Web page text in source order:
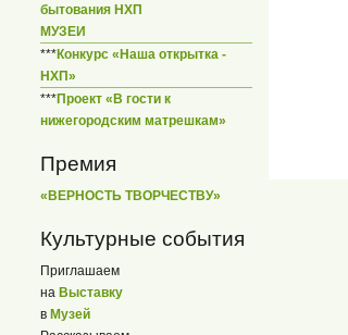
бытования НХП
МУЗЕИ
***Конкурс «Наша открытка -
НХП»
***Проект «В гости к
нижегородским матрешкам»
Премия
«ВЕРНОСТЬ ТВОРЧЕСТВУ»
Культурные события
Приглашаем
на Выставку
в Музей